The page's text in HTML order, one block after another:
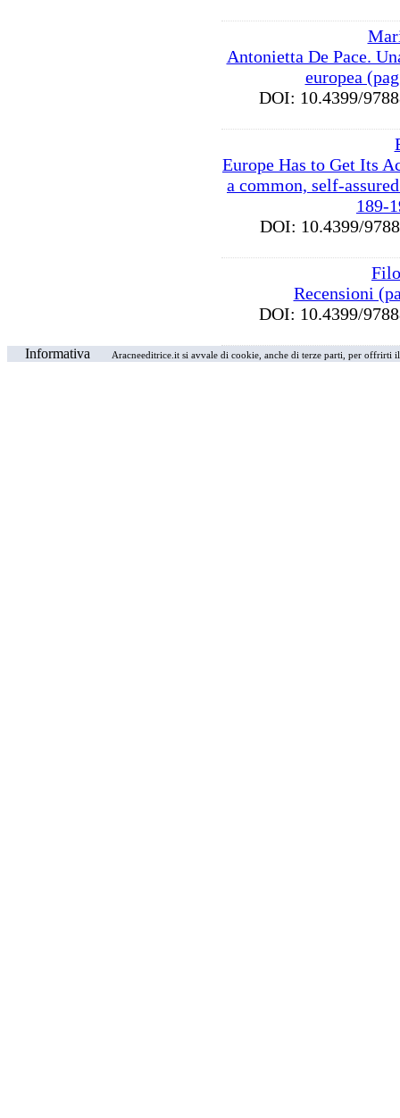
Antonietta De Pace.
europea
DOI: 10.4399/
Europe Has to Get Its
a common, self-
189-
DOI: 10.4399/
Recensioni
DOI: 10.4399/
Informativa Aracneeditrice.it si avvale di cookie, anche di terze parti, per